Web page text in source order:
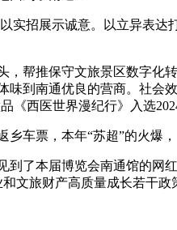
招展示诚意。以立异表达
推保守文旅景区数字化
到南通优良的营商。社
《西医世界漫纪行》入选
车票，本年“苏超”的火爆，
本届博览会南通馆的网
文旅财产高质量成长若干